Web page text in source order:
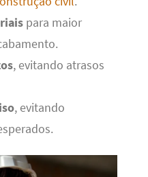
para maior
, evitando atrasos
, evitando